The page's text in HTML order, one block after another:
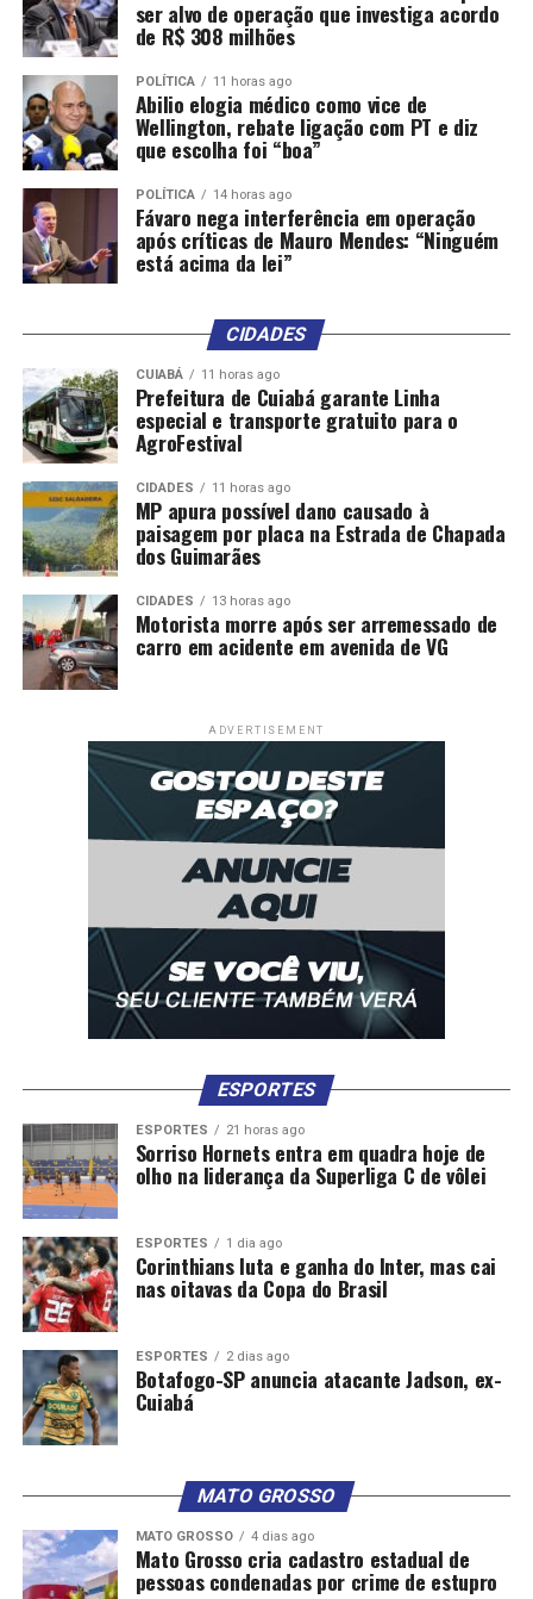
ser alvo de operação que investiga acordo
de R$ 308 milhões
POLÍTICA 11 horas ago
Abilio elogia médico como vice de
Wellington, rebate ligação com PT e diz
que escolha foi “boa”
POLÍTICA 14 horas ago
Fávaro nega interferência em operação
após críticas de Mauro Mendes: “Ninguém
está acima da lei”
CIDADES
CUIABÁ 11 horas ago
Prefeitura de Cuiabá garante Linha
especial e transporte gratuito para o
AgroFestival
CIDADES 11 horas ago
MP apura possível dano causado à
paisagem por placa na Estrada de Chapada
dos Guimarães
CIDADES 13 horas ago
Motorista morre após ser arremessado de
carro em acidente em avenida de VG
ADVERTISEMENT
ESPORTES
ESPORTES 21 horas ago
Sorriso Hornets entra em quadra hoje de
olho na liderança da Superliga C de vôlei
ESPORTES 1 dia ago
Corinthians luta e ganha do Inter, mas cai
nas oitavas da Copa do Brasil
ESPORTES 2 dias ago
Botafogo-SP anuncia atacante Jadson, ex-
Cuiabá
MATO GROSSO
MATO GROSSO 4 dias ago
Mato Grosso cria cadastro estadual de
pessoas condenadas por crime de estupro